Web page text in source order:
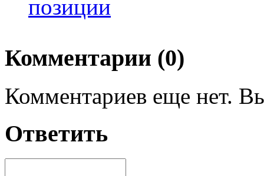
позиции
Комментарии (0)
Комментариев еще нет.
Ответить